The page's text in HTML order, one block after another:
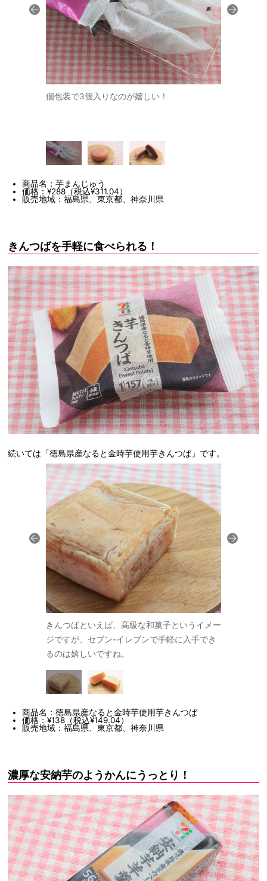
個包装で3個入りなのが嬉しい！
商品名：芋まんじゅう
価格：¥288（税込¥311.04）
販売地域：福島県、東京都、神奈川県
きんつばを手軽に食べられる！
続いては「徳島県産なると金時芋使用芋きんつば」です。
きんつばといえば、高級な和菓子というイメー
ジですが、セブン-イレブンで手軽に入手でき
るのは嬉しいですね。
商品名：徳島県産なると金時芋使用芋きんつば
価格：¥138（税込¥149.04）
販売地域：福島県、東京都、神奈川県
濃厚な安納芋のようかんにうっとり！